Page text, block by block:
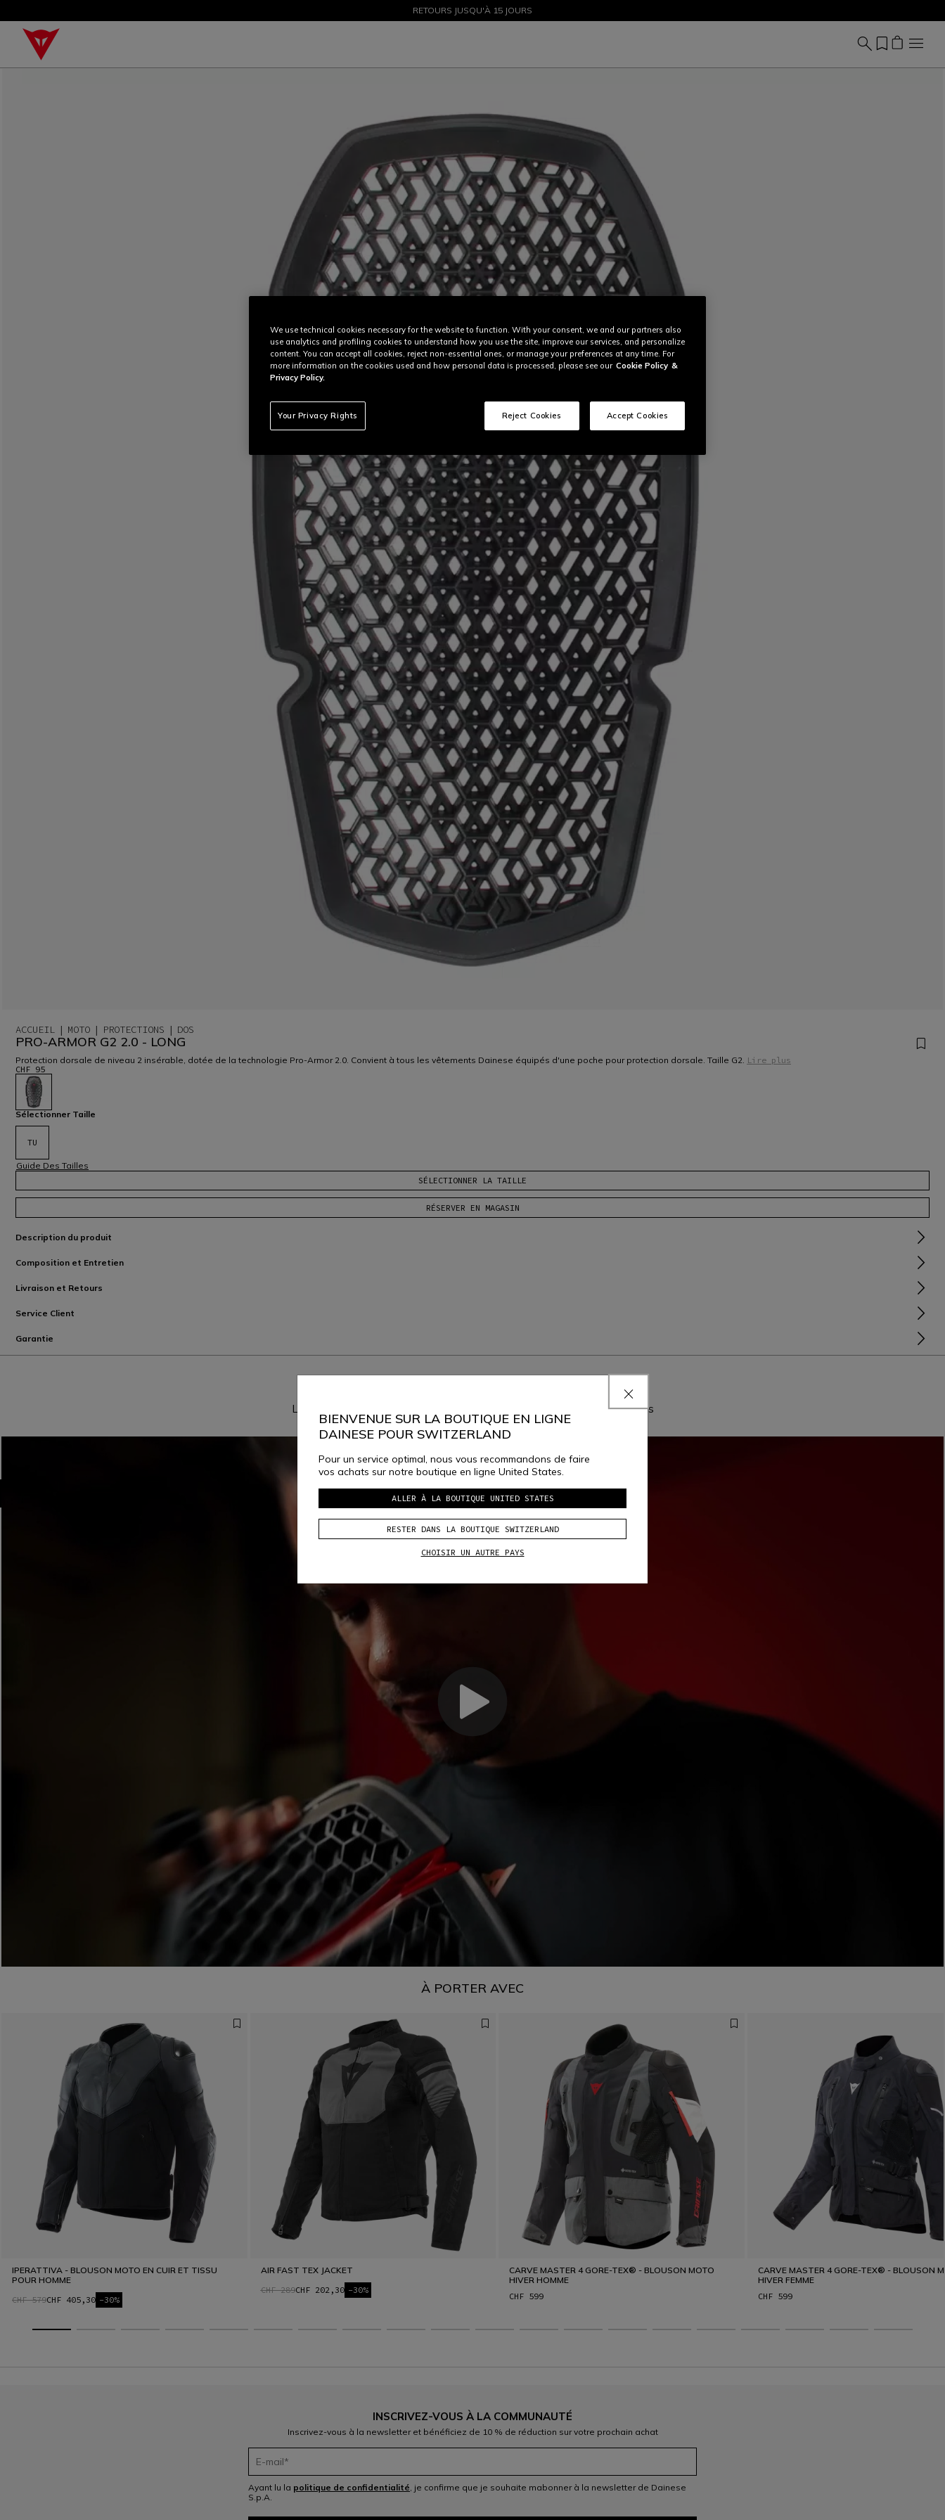
SOLDES JUSQU'À-50 % – ACHETEZ MAINTENANT
RETOURS JUSQU'À 15 JOURS
ACCUEIL MOTO PROTECTIONS DOS
PRO-ARMOR G2 2.0 - LONG
Protection dorsale de niveau 2 insérable, dotée de la technologie Pro-Armor 2.0. Convient à tous les vêtements Dainese équipés d'une poche pour protection dorsale. Taille G2. Lire plus
CHF 95
sélectionné
Sélectionner Taille
TU
Guide Des Tailles
SÉLECTIONNER LA TAILLE
RÉSERVER EN MAGASIN
Description du produit
Composition et Entretien
Livraison et Retours
Service Client
Garantie
La technologie Dainese pour protéger les pilotes, expliquée par les pilotes
À PORTER AVEC
IPERATTIVA - BLOUSON MOTO EN CUIR ET TISSU
POUR HOMME
CHF 579CHF 405,30 -30%
AIR FAST TEX JACKET
CHF 289CHF 202,30 -30%
CARVE MASTER 4 GORE-TEX® - BLOUSON MOTO
HIVER HOMME
CHF 599
CARVE MASTER 4 GORE-TEX® - BLOUSON
HIVER FEMME
CHF 599
INSCRIVEZ-VOUS À LA COMMUNAUTÉ
Inscrivez-vous à la newsletter et bénéficiez de 10 % de réduction sur votre prochain achat
Ayant lu la politique de confidentialité, je confirme que je souhaite mabonner à la newsletter de Dainese
S.p.A.
BIENVENUE SUR LA BOUTIQUE EN LIGNE
DAINESE POUR SWITZERLAND
Pour un service optimal, nous vous recommandons de faire
vos achats sur notre boutique en ligne United States.
ALLER À LA BOUTIQUE UNITED STATES
RESTER DANS LA BOUTIQUE SWITZERLAND
CHOISIR UN AUTRE PAYS
We use technical cookies necessary for the website to function. With your consent, we and our partners also
use analytics and profiling cookies to understand how you use the site, improve our services, and personalize
content. You can accept all cookies, reject non-essential ones, or manage your preferences at any time. For
more information on the cookies used and how personal data is processed, please see our Cookie Policy &
Privacy Policy.
Your Privacy Rights Reject Cookies Accept Cookies